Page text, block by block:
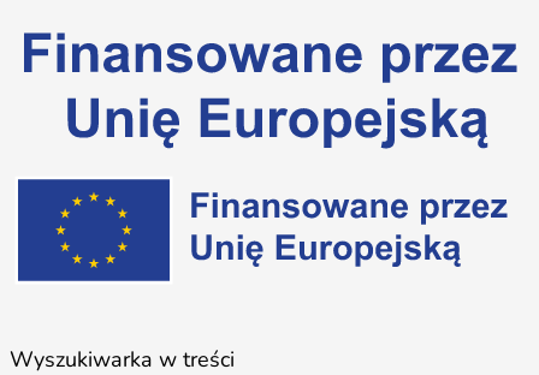
Wyszukiwarka w treści